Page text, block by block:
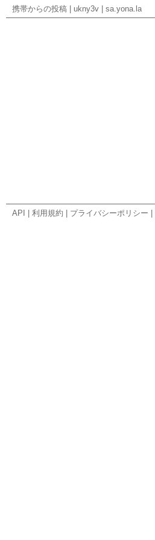
携帯からの投稿 ukny3v sa.yona.la
API 利用規約 プライバシーポリシー